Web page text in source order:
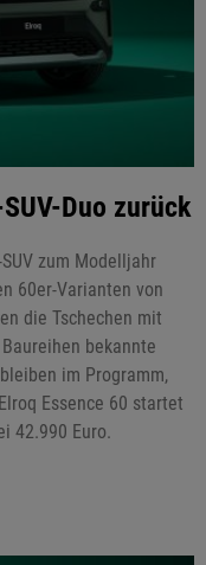
Duo zurück
zum Modelljahr
60er-Varianten von
die Tschechen mit
bekannte
im Programm,
Essence 60 startet
42.990 Euro.